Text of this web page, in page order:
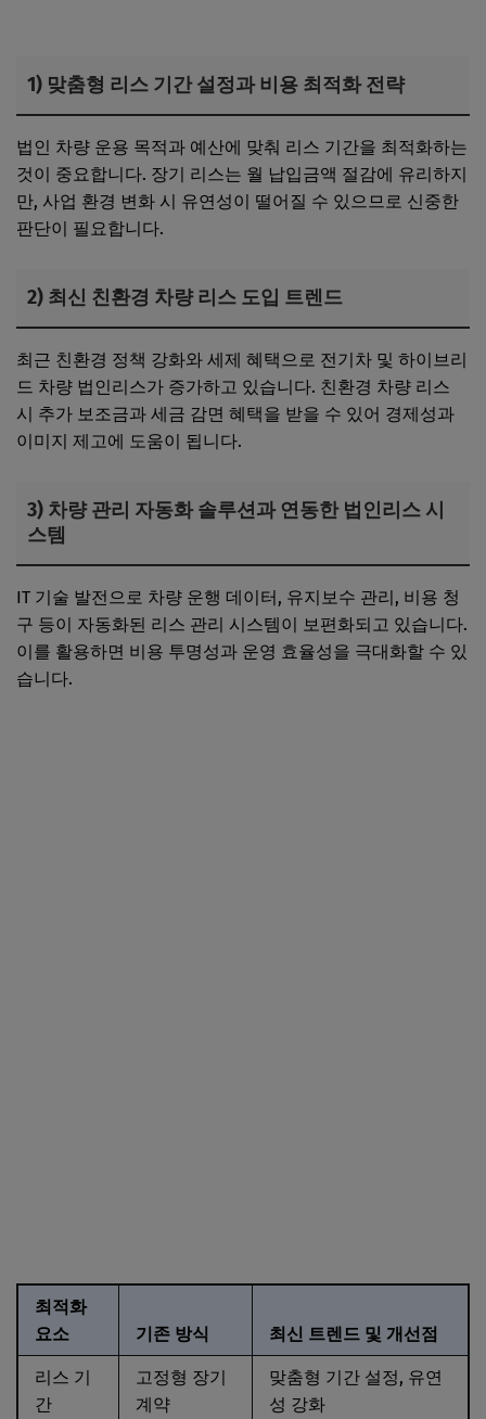
1) 맞춤형 리스 기간 설정과 비용 최적화 전략
법인 차량 운용 목적과 예산에 맞춰 리스 기간을 최적화하는
것이 중요합니다. 장기 리스는 월 납입금액 절감에 유리하지
만, 사업 환경 변화 시 유연성이 떨어질 수 있으므로 신중한
판단이 필요합니다.
2) 최신 친환경 차량 리스 도입 트렌드
최근 친환경 정책 강화와 세제 혜택으로 전기차 및 하이브리
드 차량 법인리스가 증가하고 있습니다. 친환경 차량 리스
시 추가 보조금과 세금 감면 혜택을 받을 수 있어 경제성과
이미지 제고에 도움이 됩니다.
3) 차량 관리 자동화 솔루션과 연동한 법인리스 시
스템
IT 기술 발전으로 차량 운행 데이터, 유지보수 관리, 비용 청
구 등이 자동화된 리스 관리 시스템이 보편화되고 있습니다.
이를 활용하면 비용 투명성과 운영 효율성을 극대화할 수 있
습니다.
최적화
요소
기존 방식 최신 트렌드 및 개선점
리스 기
간
고정형 장기
계약
맞춤형 기간 설정, 유연
성 강화